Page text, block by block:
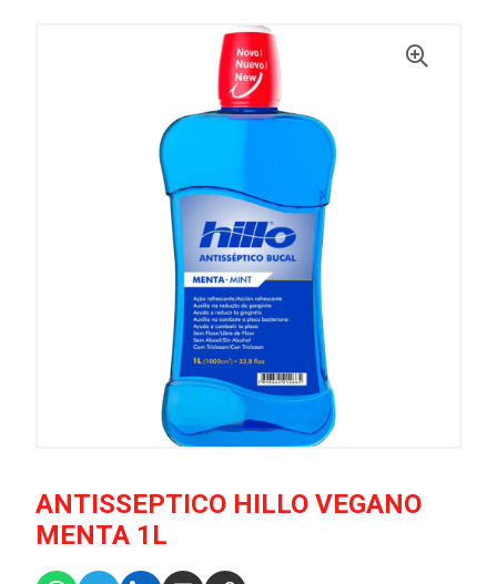
ANTISSEPTICO HILLO VEGANO
MENTA 1L